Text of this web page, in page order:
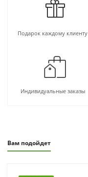
Подарок каждому клиенту
Индивидуальные заказы
Вам подойдет